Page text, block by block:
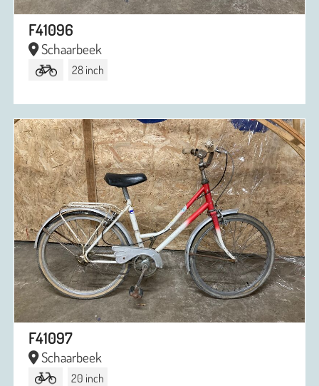
F41096
Schaarbeek
28 inch
F41097
Schaarbeek
20 inch